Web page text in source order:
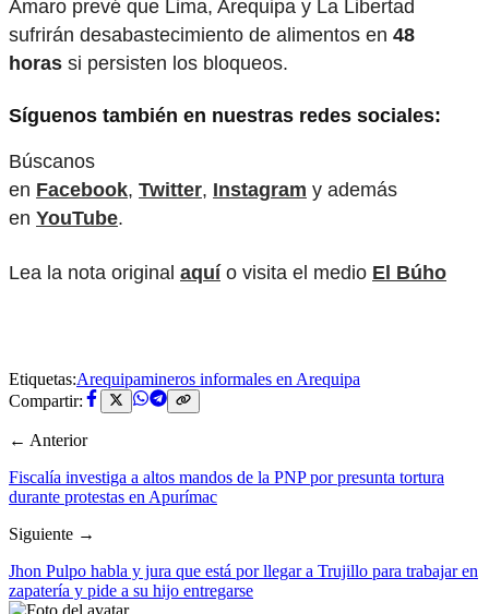
Amaro prevé que Lima, Arequipa y La Libertad
sufrirán desabastecimiento de alimentos en 48
horas si persisten los bloqueos.
Síguenos también en nuestras redes sociales:
Búscanos
en Facebook, Twitter, Instagram y además
en YouTube.
Lea la nota original aquí o visita el medio El Búho
Etiquetas:Arequipamineros informales en Arequipa
Compartir:
← Anterior
Fiscalía investiga a altos mandos de la PNP por presunta tortura
durante protestas en Apurímac
Siguiente →
Jhon Pulpo habla y jura que está por llegar a Trujillo para trabajar en
zapatería y pide a su hijo entregarse